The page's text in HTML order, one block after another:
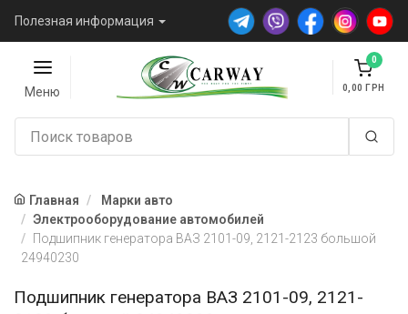
Полезная информация
Меню
0
0,00
Главная
Марки авто
Электрооборудование автомобилей
Подшипник генератора ВАЗ 2101-09, 2121-2123 большой
24940230
Подшипник генератора ВАЗ 2101-09, 2121-